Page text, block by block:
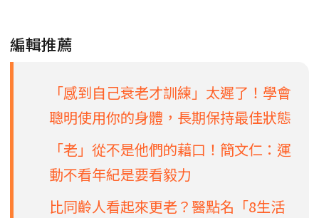
編輯推薦
「感到自己衰老才訓練」太遲了！學會
聰明使用你的身體，長期保持最佳狀態
「老」從不是他們的藉口！簡文仁：運
動不看年紀是要看毅力
比同齡人看起來更老？醫點名「8生活